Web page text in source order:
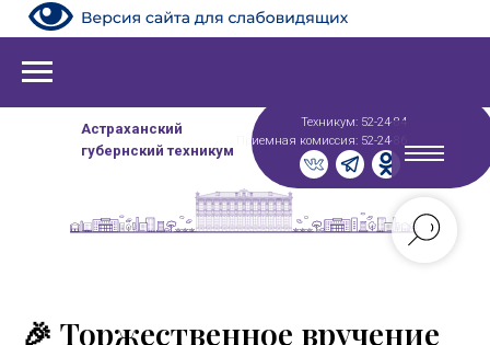
Астраханский
губернский техникум
Техникум: 52-24-84
Приемная комиссия: 52-24-86
🎉 Торжественное вручение